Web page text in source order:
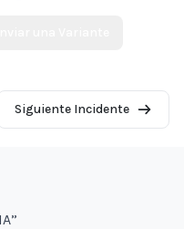
Siguiente Incidente